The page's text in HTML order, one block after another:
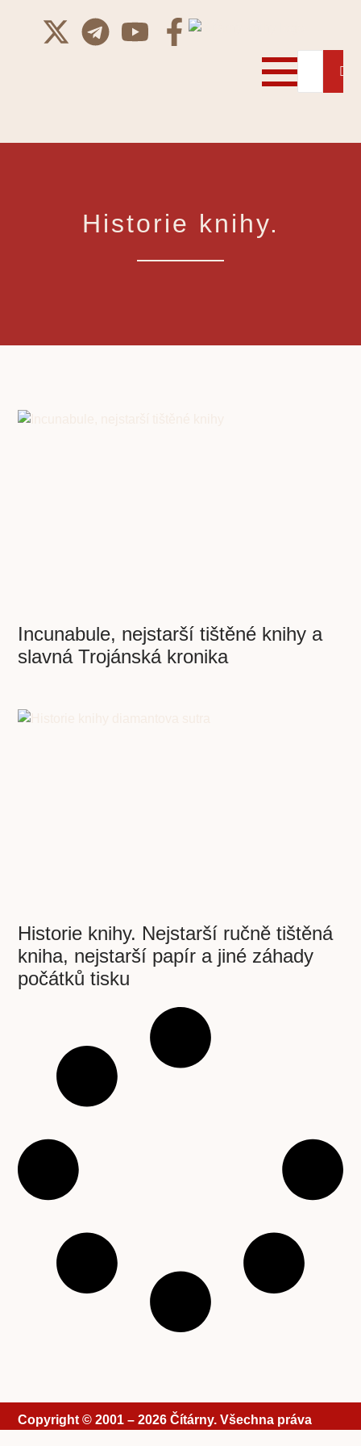
Historie knihy.
Incunabule, nejstarší tištěné knihy a
slavná Trojánská kronika
Historie knihy. Nejstarší ručně tištěná
kniha, nejstarší papír a jiné záhady
počátků tisku
Copyright © 2001 – 2026 Čítárny. Všechna práva